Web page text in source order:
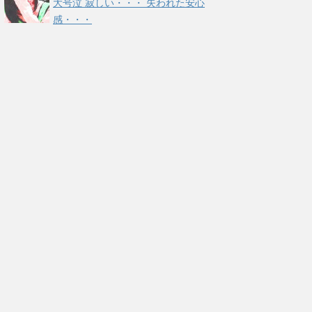
大号泣 寂しい・・・ 失われた安心
感・・・